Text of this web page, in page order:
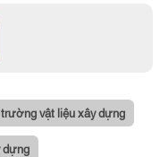
vật liệu xây dựng
dựng